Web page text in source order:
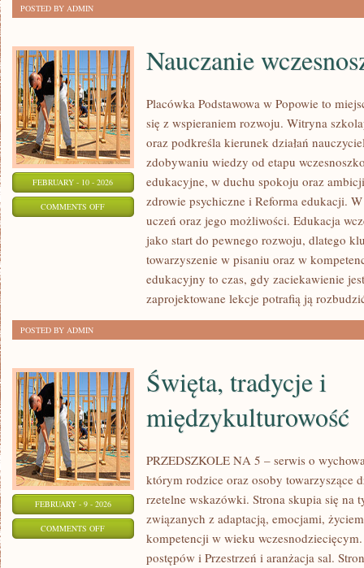
POSTED BY ADMIN
FEBRUARY - 10 - 2026
COMMENTS OFFON
NAUCZANIE
WCZESNOSZKOLNE
Nauczanie
Placówka Podstawowa w Popowie to
się z wspieraniem rozwoju. Witryna
oraz podkreśla kierunek działań
zdobywaniu wiedzy od etapu
edukacyjne, w duchu spokoju oraz
zdrowie psychiczne i Reforma edukacji.
uczeń oraz jego możliwości. Edukacja
jako start do pewnego rozwoju, dlatego
towarzyszenie w pisaniu oraz w
edukacyjny to czas, gdy zaciekawienie
zaprojektowane lekcje potrafią ją
POSTED BY ADMIN
FEBRUARY - 9 - 2026
COMMENTS OFFON
Święta, tradycje i
międzykulturowość
PRZEDSZKOLE NA 5 – serwis o
którym rodzice oraz osoby towarzyszące
rzetelne wskazówki. Strona skupia się na
związanych z adaptacją, emocjami,
kompetencji w wieku
postępów i Przestrzeń i aranżacja sal.